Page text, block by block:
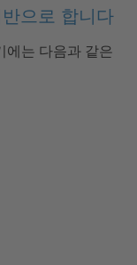
으로 합니다
에는 다음과 같은